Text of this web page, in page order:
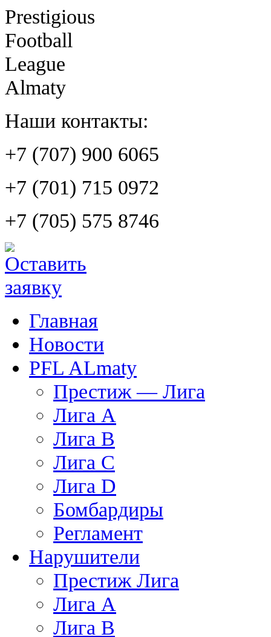
Prestigious
Football
League
Almaty
Наши контакты:
+7 (707) 900 6065
+7 (701) 715 0972
+7 (705) 575 8746
Главная
Новости
PFL ALmaty
Престиж — Лига
Лига А
Лига В
Лига С
Лига D
Бомбардиры
Регламент
Нарушители
Престиж Лига
Лига А
Лига В